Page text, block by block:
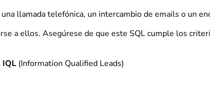
llamada telefónica, un intercambio de emails o un
a ellos. Asegúrese de que este SQL cumple los
IQL (Information Qualified Leads)